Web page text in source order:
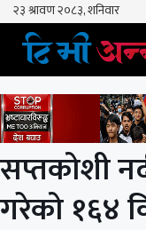
Skip
content
सप्तकोशी
गरेको १६४